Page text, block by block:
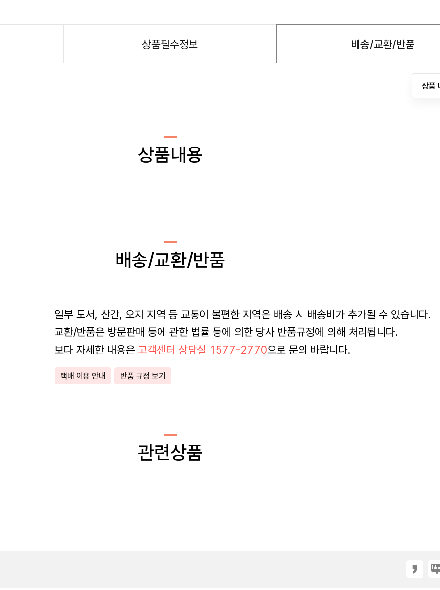
상품필수정보 배송/교환/반품
상품
상품내용
배송/교환/반품
일부 도서, 산간, 오지 지역 등 교통이 불편한 지역은 배송 시 배송비가 추가될 수 있습니다.
교환/반품은 방문판매 등에 관한 법률 등에 의한 당사 반품규정에 의해 처리됩니다.
보다 자세한 내용은 고객센터 상담실 1577-2770으로 문의 바랍니다.
택배 이용 안내 반품 규정 보기
관련상품